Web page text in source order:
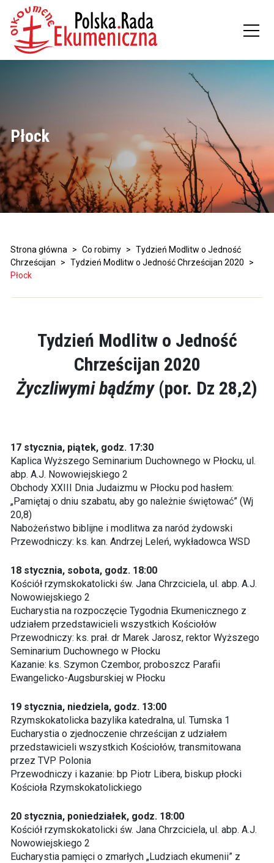
Płock
Strona główna > Co robimy > Tydzień Modlitw o Jedność
Chrześcijan
> Tydzień Modlitw o Jedność Chrześcijan 2020
>
Płock
Tydzień Modlitw o Jedność
Chrześcijan 2020
Życzliwymi bądźmy(por. Dz 28,2)
17 stycznia, piątek, godz. 17:30
Kaplica Wyższego Seminarium Duchownego w Płocku, ul.
abp. A.J. Nowowiejskiego 2
Obchody XXIII Dnia Judaizmu w Płocku pod hasłem:
„Pamiętaj o dniu szabatu, aby go należnie świętować” (Wj
20,8)
Nabożeństwo biblijne i modlitwa za naród żydowski
Przewodniczy: ks. kan. Andrzej Leleń, wykładowca WSD
18 stycznia, sobota, godz. 18:00
Kościół rzymskokatolicki św. Jana Chrzciciela, ul. abp. A.J.
Nowowiejskiego 2
Eucharystia na rozpoczęcie Tygodnia Ekumenicznego z
udziałem przedstawicieli wszystkich Kościołów
Przewodniczy: ks. prał. dr Marek Jarosz, rektor Wyższego
Seminarium Duchownego w Płocku
Kazanie: ks. Szymon Czembor, proboszcz Parafii
Ewangelicko-Augsburskiej w Płocku
19 stycznia, niedziela, godz. 13:00
Rzymskokatolicka bazylika katedralna, ul. Tumska 1
Eucharystia o zjednoczenie chrześcijan z udziałem
przedstawicieli wszystkich Kościołów, transmitowana
przez TVP Polonia
Przewodniczy i kazanie: bp Piotr Libera, biskup płocki
Kościoła Rzymskokatolickiego
20 stycznia, poniedziałek, godz. 18:00
Kościół rzymskokatolicki św. Jana Chrzciciela, ul. abp. A.J.
Nowowiejskiego 2
Eucharystia pamięci o zmarłych „Ludziach ekumenii” z